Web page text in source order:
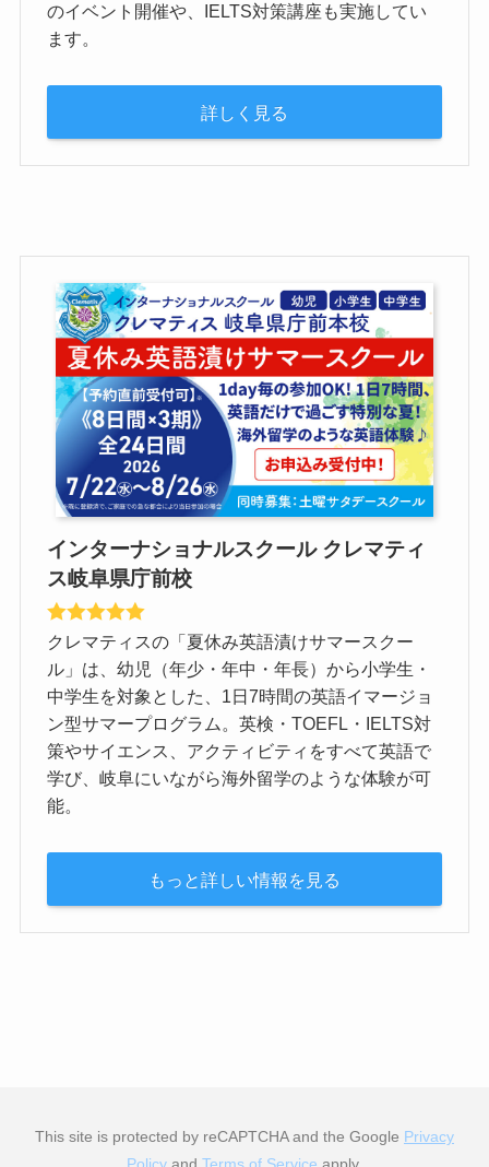
のイベント開催や、IELTS対策講座も実施してい
ます。
詳しく見る
インターナショナルスクール クレマティ
ス岐阜県庁前校
クレマティスの「夏休み英語漬けサマースクー
ル」は、幼児（年少・年中・年長）から小学生・
中学生を対象とした、1日7時間の英語イマージョ
ン型サマープログラム。英検・TOEFL・IELTS対
策やサイエンス、アクティビティをすべて英語で
学び、岐阜にいながら海外留学のような体験が可
能。
もっと詳しい情報を見る
This site is protected by reCAPTCHA and the Google Privacy